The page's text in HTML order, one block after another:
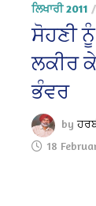
ਲਿਖਾਰੀ 2011
ਸੋਹਣੀ
ਲਕੀਰ
ਭੰਵਰ
by
18